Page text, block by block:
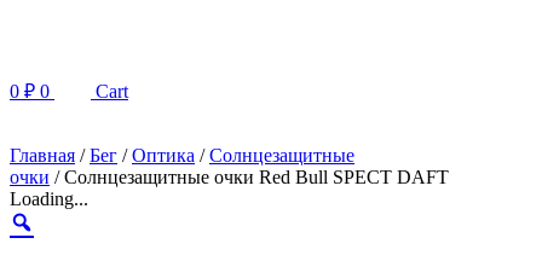
0 ₽ 0 Cart
Главная /Бег /Оптика /Солнцезащитные
очки / Солнцезащитные очки Red Bull SPECT DAFT
Loading...